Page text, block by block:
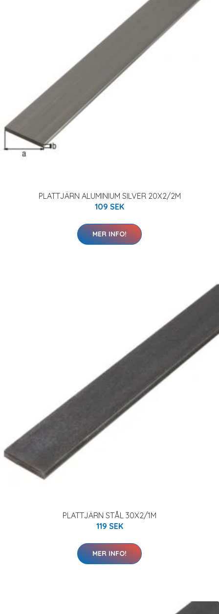
PLATTJÄRN ALUMINIUM SILVER 20X2/2M
109 SEK
MER INFO!
PLATTJÄRN STÅL 30X2/1M
119 SEK
MER INFO!